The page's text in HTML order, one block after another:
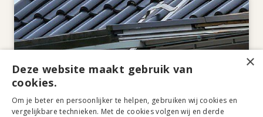
×
Deze website maakt gebruik van
cookies.
Om je beter en persoonlijker te helpen, gebruiken wij cookies en
vergelijkbare technieken. Met de cookies volgen wij en derde